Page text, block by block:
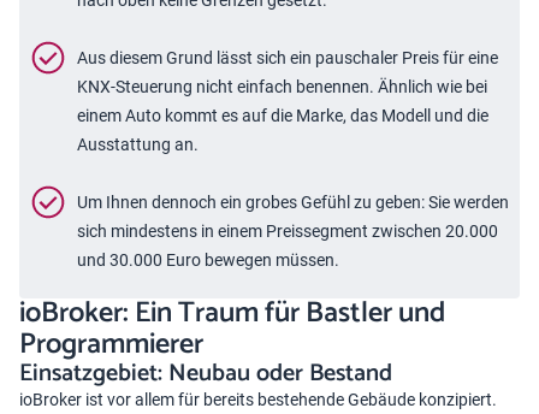
Aus diesem Grund lässt sich ein pauschaler Preis für eine
KNX-Steuerung nicht einfach benennen. Ähnlich wie bei
einem Auto kommt es auf die Marke, das Modell und die
Ausstattung an.
Um Ihnen dennoch ein grobes Gefühl zu geben: Sie werden
sich mindestens in einem Preissegment zwischen 20.000
und 30.000 Euro bewegen müssen.
ioBroker: Ein Traum für Bastler und
Programmierer
Einsatzgebiet: Neubau oder Bestand
ioBroker ist vor allem für bereits bestehende Gebäude konzipiert.